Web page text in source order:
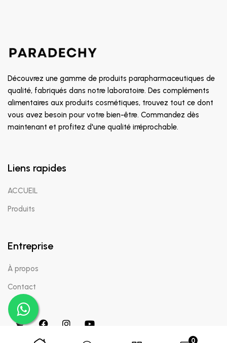
0
Découvrez une gamme de produits parapharmaceutiques de
qualité, fabriqués dans notre laboratoire. Des compléments
alimentaires aux produits cosmétiques, trouvez tout ce dont
vous avez besoin pour votre bien-être. Commandez dès
maintenant et profitez d'une qualité irréprochable.
Liens rapides
ACCUEIL
Produits
Entreprise
À propos
Contact